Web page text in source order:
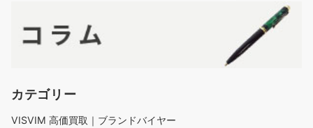
カテゴリー
VISVIM 高価買取｜ブランドバイヤー